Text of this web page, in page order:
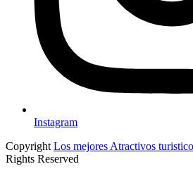
Instagram
Copyright Los mejores Atractivos
Rights Reserved